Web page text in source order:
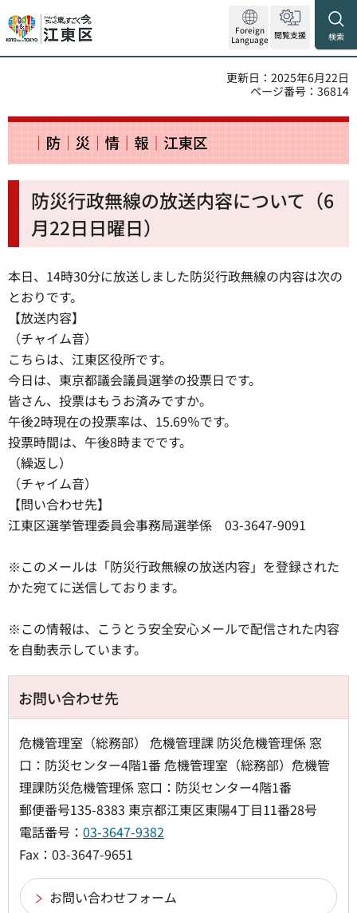
Foreign
Language 閲覧支援 検索
更新日：2025年6月22日
ページ番号：36814
防災行政無線の放送内容について（6
月22日日曜日）
本日、14時30分に放送しました防災行政無線の内容は次の
とおりです。
【放送内容】
（チャイム音）
こちらは、江東区役所です。
今日は、東京都議会議員選挙の投票日です。
皆さん、投票はもうお済みですか。
午後2時現在の投票率は、15.69％です。
投票時間は、午後8時までです。
（繰返し）
（チャイム音）
【問い合わせ先】
江東区選挙管理委員会事務局選挙係 03-3647-9091
※このメールは「防災行政無線の放送内容」を登録された
かた宛てに送信しております。
※この情報は、こうとう安全安心メールで配信された内容
を自動表示しています。
お問い合わせ先
危機管理室（総務部） 危機管理課 防災危機管理係 窓
口：防災センター4階1番 危機管理室（総務部）危機管
理課防災危機管理係 窓口：防災センター4階1番
郵便番号135-8383 東京都江東区東陽4丁目11番28号
電話番号： 03-3647-9382
Fax：03-3647-9651